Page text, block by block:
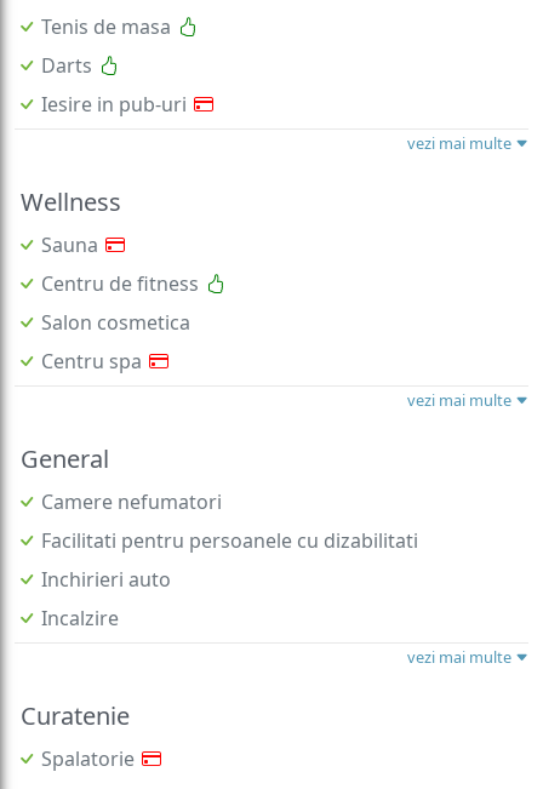
Tenis de masa
Darts
Iesire in pub-uri
vezi mai multe
Wellness
Sauna
Centru de fitness
Salon cosmetica
Centru spa
vezi mai multe
General
Camere nefumatori
Facilitati pentru persoanele cu dizabilitati
Inchirieri auto
Incalzire
vezi mai multe
Curatenie
Spalatorie